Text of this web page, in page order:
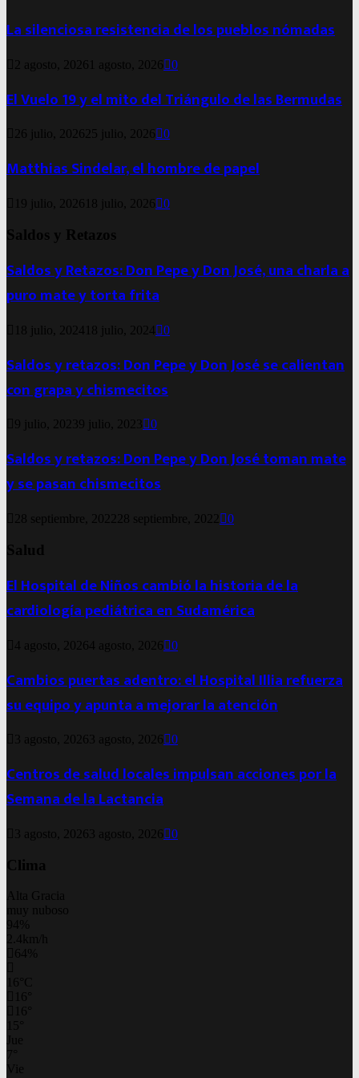
La silenciosa resistencia de los pueblos nómadas
2 agosto, 2026 1 agosto, 2026 0
El Vuelo 19 y el mito del Triángulo de las Bermudas
26 julio, 2026 25 julio, 2026 0
Matthias Sindelar, el hombre de papel
19 julio, 2026 18 julio, 2026 0
Saldos y Retazos
Saldos y Retazos: Don Pepe y Don José, una charla a
puro mate y torta frita
18 julio, 2024 18 julio, 2024 0
Saldos y retazos: Don Pepe y Don José se calientan
con grapa y chismecitos
9 julio, 20239 julio, 2023 0
Saldos y retazos: Don Pepe y Don José toman mate
y se pasan chismecitos
28 septiembre, 2022 28 septiembre, 2022 0
Salud
El Hospital de Niños cambió la historia de la
cardiología pediátrica en Sudamérica
4 agosto, 20264 agosto, 2026 0
Cambios puertas adentro: el Hospital Illia refuerza
su equipo y apunta a mejorar la atención
3 agosto, 2026 3 agosto, 2026 0
Centros de salud locales impulsan acciones por la
Semana de la Lactancia
3 agosto, 2026 3 agosto, 2026 0
Clima
Alta Gracia
muy nuboso
94%
2.4km/h
64%
16 C
16
16
15
Jue
7
Vie